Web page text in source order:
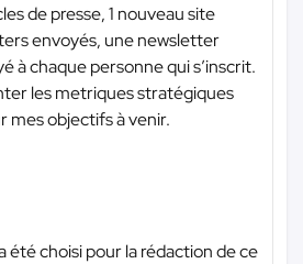
de presse, 1 nouveau site
envoyés, une newsletter
à chaque personne qui s’inscrit.
les metriques stratégiques
mes objectifs à venir.
été choisi pour la rédaction de ce